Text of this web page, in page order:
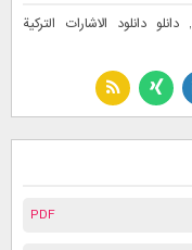
, دانلو دانلود الاشارات التركية
PDF